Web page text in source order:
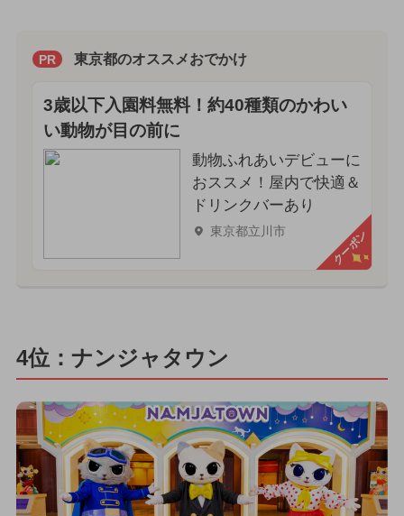
PR 東京都のオススメおでかけ
3歳以下入園料無料！約40種類のかわい
い動物が目の前に
動物ふれあいデビューに
おススメ！屋内で快適＆
ドリンクバーあり
東京都立川市 クーポン
4位：ナンジャタウン